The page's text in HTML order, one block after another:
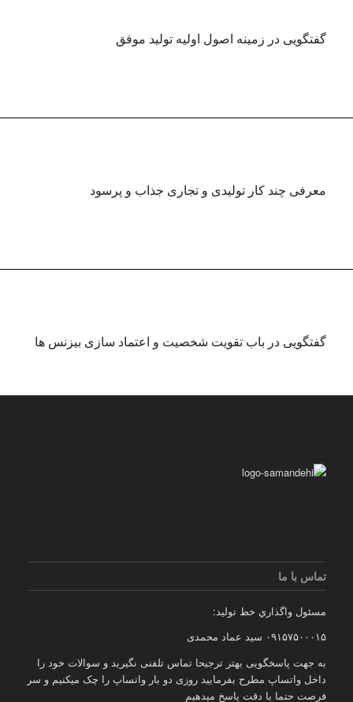
گفتگویی در زمینه اصول اولیه تولید موفق
معرفی چند کار تولیدی و تجاری جذاب و پرسود
گفتگویی در باب تقویت شخصیت و اعتماد سازی بیزنس ها
تماس با ما
مسئول واگذاري خط توليد:
۰۹۱۵۷۵۰۰۰۱۵ سید عماد محمدی
به جهت پاسخگویی بهتر ترجیحا تماس تلفنی نگیرید و سوالات خود را
داخل واتساپ مطرح بفرمایید روزی دو بار واتساپ را چک میکنیم و سر
فرصت حتما با دقت پاسخ میدهیم